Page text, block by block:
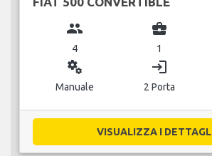
group
4
business_center
1
miscellaneous_services
Manuale
login
2 Porta
VISUALIZZA I